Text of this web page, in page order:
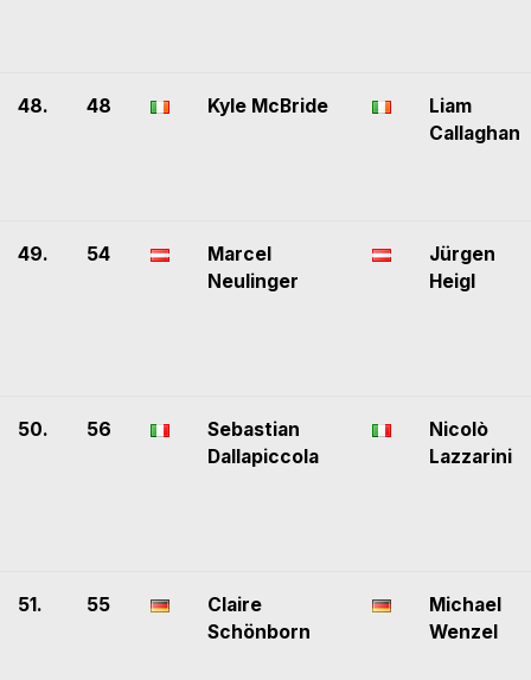
48. 48 Kyle McBride
Liam
Callaghan
49. 54
Marcel
Neulinger
Jürgen
Heigl
50. 56
Sebastian
Dallapiccola
Nicolò
Lazzarini
51. 55
Claire
Schönborn
Michael
Wenzel